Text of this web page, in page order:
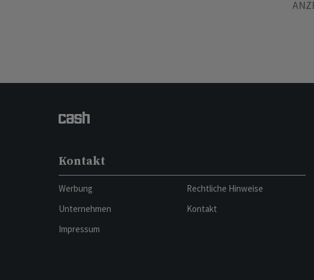
Kontakt
Werbung
Unternehmen
Impressum
Rechtliche Hinweise
Kontakt